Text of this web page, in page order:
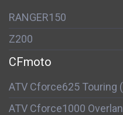
RANGER150
Z200
CFmoto
ATV Cforce625 Touring
ATV Cforce1000